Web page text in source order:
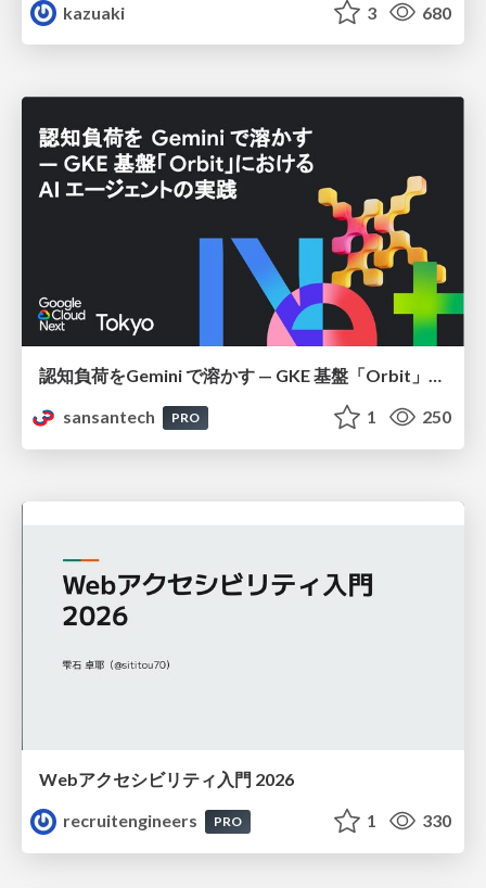
kazuaki
3 680
認知負荷をGemini で溶かす — GKE 基盤「Orbit」における AI エージェントの実践
sansantech
PRO 1 250
Webアクセシビリティ入門 2026
recruitengineers
PRO 1 330